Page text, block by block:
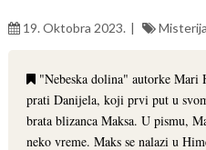
19. Oktobra 2023. Misterija
"Nebeska dolina" autorke Mari
prati Danijela, koji prvi put u
brata blizanca Maksa. U pismu,
neko vreme. Maks se nalazi u